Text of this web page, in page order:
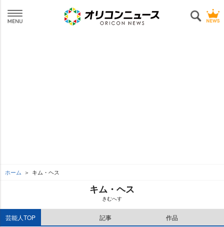
ホーム キム・ヘス
キム・ヘス
きむへす
芸能人TOP 記事 作品